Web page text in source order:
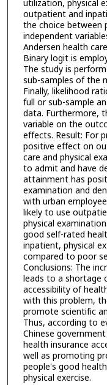
utilization, physical
outpatient and
the choice between
independent
Andersen health
Binary logit is
The study is
sub-samples of the
Finally, likelihood
full or sub-sample
data. Furthermore,
variable on the
effects. Result: For
positive effect on
care and physical
to admit and have
attainment has
examination and
with urban
likely to use
physical
good self-rated
inpatient, physical
compared to poor
Conclusions: The
leads to a shortage
accessibility of
with this problem,
promote scientific
Thus, according to
Chinese
health insurance
well as promoting
people's good
physical exercise.